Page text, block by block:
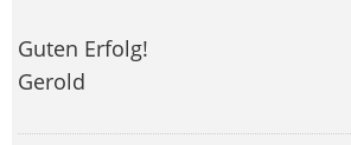
Guten Erfolg!
Gerold